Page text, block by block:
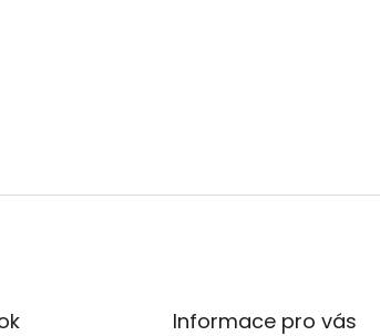
Informace pro vás